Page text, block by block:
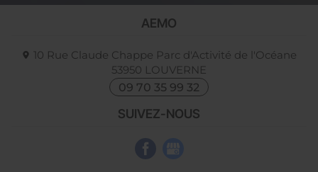
AEMO
10 Rue Claude Chappe Parc d'Activité de l'Océane
53950 LOUVERNE
09 70 35 99 32
SUIVEZ-NOUS